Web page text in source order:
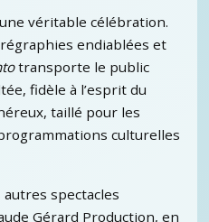
véritable célébration.
endiablées et
transporte le public
fidèle à l’esprit du
taillé pour les
culturelles
spectacles
Gérard Production, en